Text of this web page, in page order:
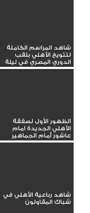
شاهد المراسم الكاملة
لتتويج الأهلي بلقب
الدوري المصري في ليلة
عودة...
الظهور الأول لصفقة
الأهلي الجديدة امام
عاشور أمام الجماهير
شاهد رباعية الأهلي في
شباك المقاولون